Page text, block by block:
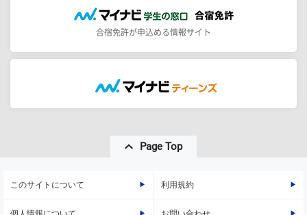
合宿免許が申込める情報サイト
Page Top
このサイトについて 利用規約